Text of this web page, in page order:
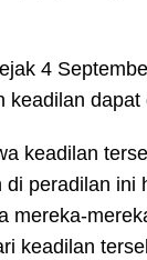
4
keadilan dapat
keadilan
peradilan ini
mereka-
keadilan